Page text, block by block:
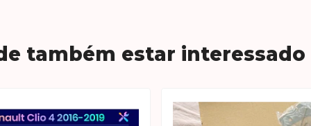
também estar interessado